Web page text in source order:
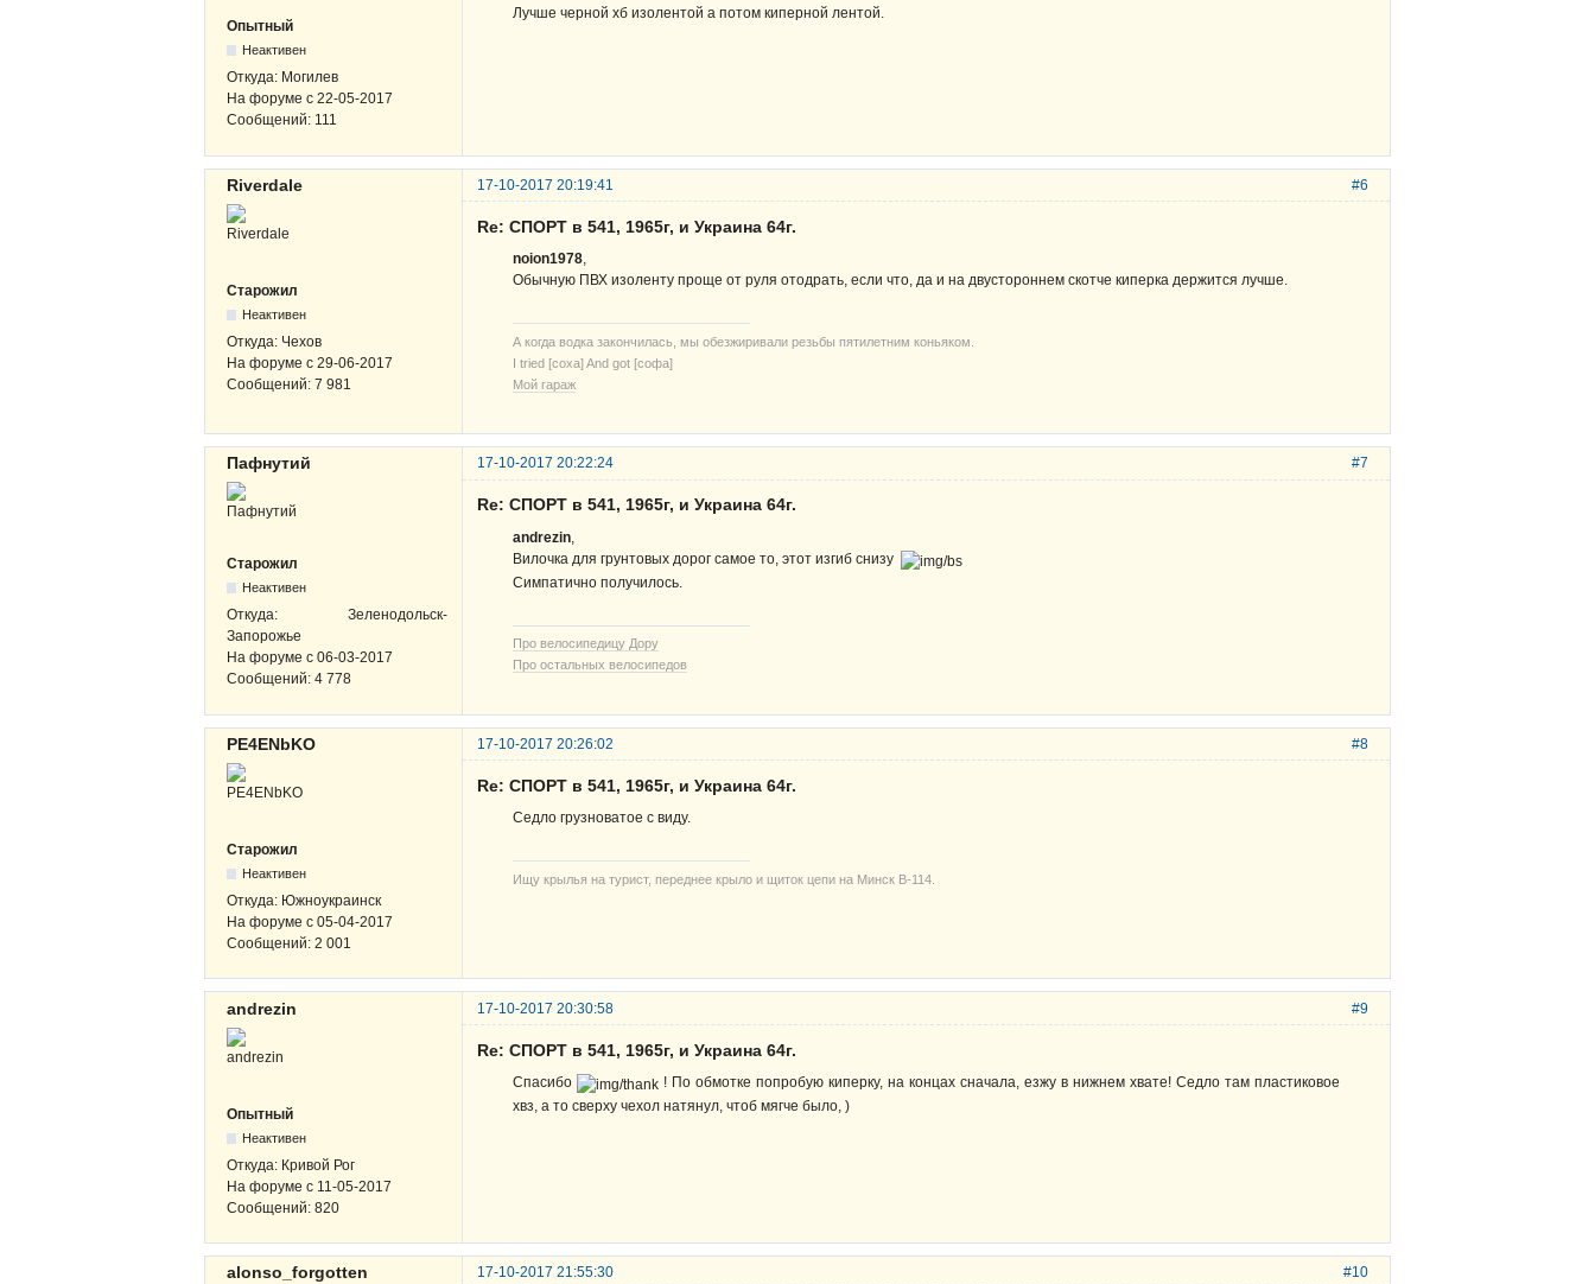
Опытный
Неактивен
Откуда: Могилев
На форуме с 22-05-2017
Сообщений: 111
Лучше черной хб изолентой а потом киперной лентой.
#6
Riverdale 17-10-2017 20:19:41
Старожил
Неактивен
Откуда: Чехов
На форуме с 29-06-2017
Сообщений: 7 981
Re: СПОРТ в 541, 1965г, и Украина 64г.
noion1978,
Обычную ПВХ изоленту проще от руля отодрать, если что, да и на двустороннем скотче киперка держится лучше.
А когда водка закончилась, мы обезжиривали резьбы пятилетним коньяком.
I tried [соха] And got [софа]
Мой гараж
#7
Пафнутий 17-10-2017 20:22:24
Старожил
Неактивен
Откуда: Зеленодольск-
Запорожье
На форуме с 06-03-2017
Сообщений: 4 778
Re: СПОРТ в 541, 1965г, и Украина 64г.
andrezin
Вилочка для грунтовых дорог самое то, этот изгиб снизу
Симпатично получилось.
Про велосипедицу Дору
Про остальных велосипедов
#8
PE4ENbKO 17-10-2017 20:26:02
Старожил
Неактивен
Откуда: Южноукраинск
На форуме с 05-04-2017
Сообщений: 2 001
Re: СПОРТ в 541, 1965г, и Украина 64г.
Седло грузноватое с виду.
Ищу крылья на турист, переднее крыло и щиток цепи на Минск В-114.
#9
andrezin 17-10-2017 20:30:58
Опытный
Неактивен
Откуда: Кривой Рог
На форуме с 11-05-2017
Сообщений: 820
Re: СПОРТ в 541, 1965г, и Украина 64г.
Спасибо
! По обмотке попробую киперку, на концах сначала, езжу в нижнем хвате! Седло там пластиковое
хвз, а то сверху чехол натянул, чтоб мягче было, )
#10
alonso_forgotten 17-10-2017 21:55:30